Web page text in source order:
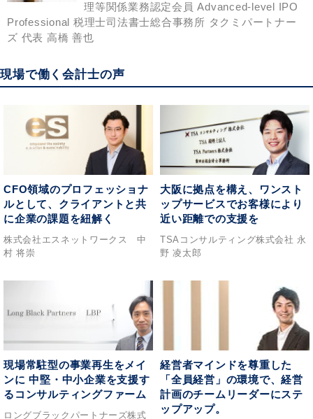
理等関係業務認定会員 Advanced-level IPO
Professional 税理士司法書士総合事務所 タクミパートナー
ズ 代表 高橋 善也
現場で働く会計士の声
CFO領域のプロフェッショナ
ルとして、クライアントと共
に企業の課題を紐解く
株式会社エスネットワークス 中
村 将崇
大阪に拠点を構え、ワンスト
ップサービスでお客様により
近い距離での支援を
TSAコンサルティング株式会社 永
野 凌太郎
現場常駐型の事業再生をメイ
ンに 中堅・中小企業を支援す
るコンサルティングファーム
ロングブラックパートナーズ株式
経営者マインドを尊重した
「全員経営」の環境で、経営
計画のチームリーダーにステ
ップアップ。